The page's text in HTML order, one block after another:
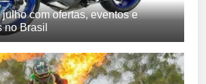
com ofertas, eventos e
no Brasil